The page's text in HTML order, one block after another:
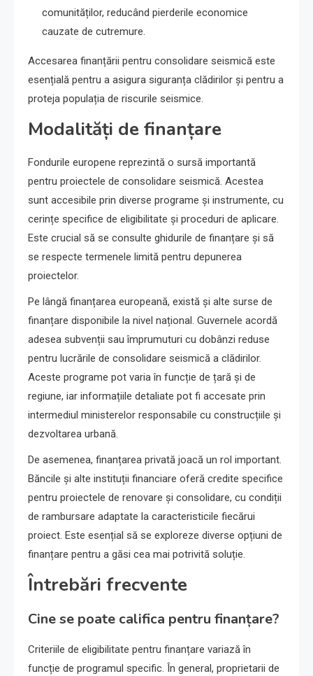
comunităților, reducând pierderile economice
cauzate de cutremure.
Accesarea finanțării pentru consolidare seismică este
esențială pentru a asigura siguranța clădirilor și pentru a
proteja populația de riscurile seismice.
Modalități de finanțare
Fondurile europene reprezintă o sursă importantă
pentru proiectele de consolidare seismică. Acestea
sunt accesibile prin diverse programe și instrumente, cu
cerințe specifice de eligibilitate și proceduri de aplicare.
Este crucial să se consulte ghidurile de finanțare și să
se respecte termenele limită pentru depunerea
proiectelor.
Pe lângă finanțarea europeană, există și alte surse de
finanțare disponibile la nivel național. Guvernele acordă
adesea subvenții sau împrumuturi cu dobânzi reduse
pentru lucrările de consolidare seismică a clădirilor.
Aceste programe pot varia în funcție de țară și de
regiune, iar informațiile detaliate pot fi accesate prin
intermediul ministerelor responsabile cu construcțiile și
dezvoltarea urbană.
De asemenea, finanțarea privată joacă un rol important.
Băncile și alte instituții financiare oferă credite specifice
pentru proiectele de renovare și consolidare, cu condiții
de rambursare adaptate la caracteristicile fiecărui
proiect. Este esențial să se exploreze diverse opțiuni de
finanțare pentru a găsi cea mai potrivită soluție.
Întrebări frecvente
Cine se poate califica pentru finanțare?
Criteriile de eligibilitate pentru finanțare variază în
funcție de programul specific. În general, proprietarii de